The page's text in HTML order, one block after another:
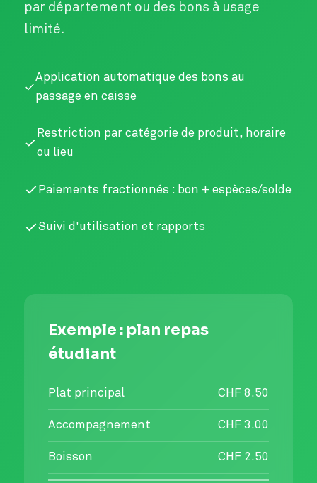
par département ou des bons à usage
limité.
Application automatique des bons au
passage en caisse
Restriction par catégorie de produit, horaire
ou lieu
Paiements fractionnés : bon + espèces/solde
Suivi d'utilisation et rapports
Exemple : plan repas
étudiant
Plat principal CHF 8.50
Accompagnement CHF 3.00
Boisson CHF 2.50